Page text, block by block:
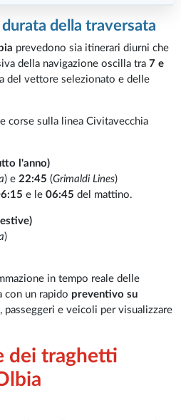
della traversata
prevedono sia itinerari diurni che
della navigazione oscilla tra7 e
del vettore selezionato e delle
corse sulla linea Civitavecchia
l'anno)
) e 22:45 (Grimaldi Lines)
e le 06:45 del mattino.
)
in tempo reale delle
con un rapido preventivo su
passeggeri e veicoli per visualizzare
dei traghetti